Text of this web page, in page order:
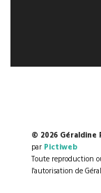
© 2026 Géraldine
par Pictiweb
Toute reproduction
l'autorisation de